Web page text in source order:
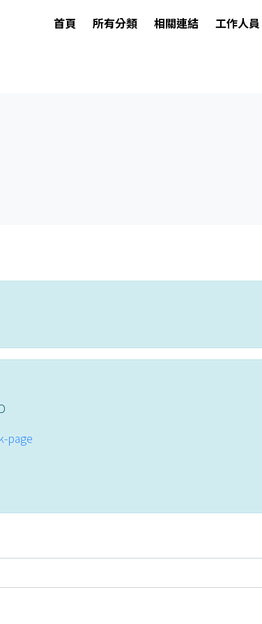
首頁 所有分類 相關連結 工作人員
page